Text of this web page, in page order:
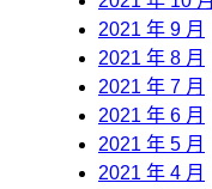
2021 年 9 月
2021 年 8 月
2021 年 7 月
2021 年 6 月
2021 年 5 月
2021 年 4 月